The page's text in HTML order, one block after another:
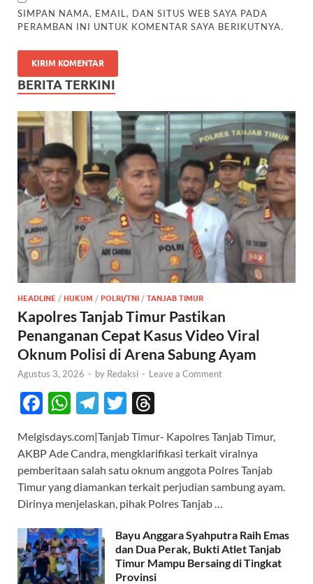
SIMPAN NAMA, EMAIL, DAN SITUS WEB SAYA PADA
PERAMBAN INI UNTUK KOMENTAR SAYA BERIKUTNYA.
BERITA TERKINI
HEADLINE / HUKUM / POLRI/TNI / TANJAB TIMUR
Kapolres Tanjab Timur Pastikan
Penanganan Cepat Kasus Video Viral
Oknum Polisi di Arena Sabung Ayam
Agustus 3, 2026 - by Redaksi - Leave a Comment
F
e
b
o
o
k
W
at
s
A
p
p
T
e
gr
a
m
T
itt
er
e
a
ds
Melgisdays.com|Tanjab Timur- Kapolres Tanjab Timur,
AKBP Ade Candra, mengklarifikasi terkait viralnya
pemberitaan salah satu oknum anggota Polres Tanjab
Timur yang diamankan terkait perjudian sambung ayam.
Dirinya menjelaskan, pihak Polres Tanjab …
Bayu Anggara Syahputra Raih Emas
dan Dua Perak, Bukti Atlet Tanjab
Timur Mampu Bersaing di Tingkat
Provinsi